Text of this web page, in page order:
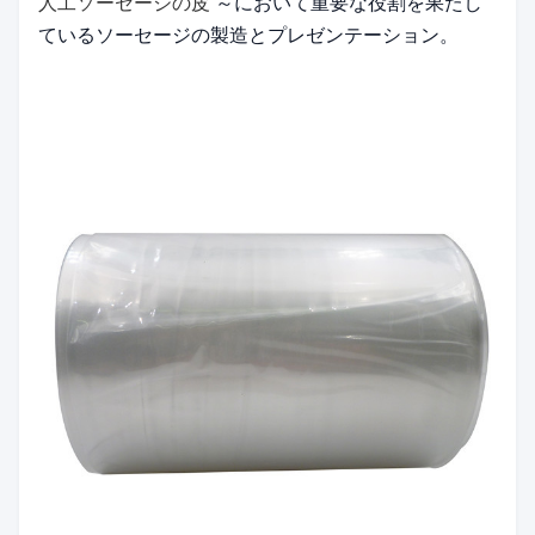
ている ソーセージの製造とプレゼンテーション。